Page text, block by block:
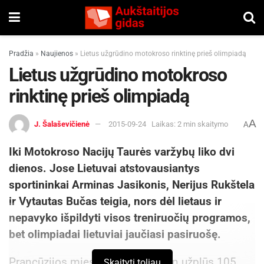
Pradžia » Naujienos » Lietus užgrūdino motokroso rinktinę prieš olimpiadą
Lietus užgrūdino motokroso
rinktinę prieš olimpiadą
J. Šalaševičienė 2015-09-24 Laikas: 2 min skaitymo AA
Iki Motokroso Nacijų Taurės varžybų liko dvi
dienos. Jose Lietuvai atstovausiantys
sportininkai Arminas Jasikonis, Nerijus Rukštela
ir Vytautas Bučas teigia, nors dėl lietaus ir
nepavyko išpildyti visos treniruočių programos,
bet olimpiadai lietuviai jaučiasi pasiruošę.